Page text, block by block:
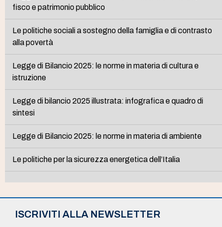
fisco e patrimonio pubblico
Le politiche sociali a sostegno della famiglia e di contrasto
alla povertà
Legge di Bilancio 2025: le norme in materia di cultura e
istruzione
Legge di bilancio 2025 illustrata: infografica e quadro di
sintesi
Legge di Bilancio 2025: le norme in materia di ambiente
Le politiche per la sicurezza energetica dell’Italia
ISCRIVITI ALLA NEWSLETTER